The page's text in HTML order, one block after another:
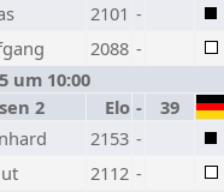
2101 -
2088 -
um 10:00
2 Elo - 39
2153 -
2112 -